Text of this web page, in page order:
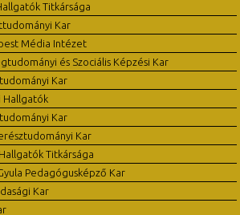
Titkársága
Kar
Média Intézet
és Szociális Képzési Kar
Kar
Hallgatók
Kar
Kar
Titkársága
Pedagógusképző Kar
Kar